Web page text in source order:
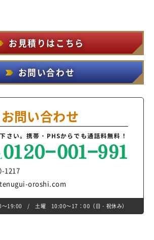
お見積りはこちら
お問い合わせ
お問い合わせ
さい。携帯・PHSからでも通話料無料！
1217
oroshi.com
～19:00 / 土曜 10:00～17：00（日・祝休み）